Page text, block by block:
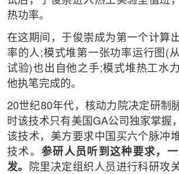
热功率。
在这期间，于俊崇成为第一个计算
率的人;模式堆第一张功率运行图(
试验)也出自他之手;模式堆热工水
他执笔完成的。
20世纪80年代，核动力院决定研制
时该技术只有美国GA公司独家掌握
该技术，美方要求中国买六个脉冲
技术。 参研人员听到这种要求，
发。
院里决定组织人员进行科研攻